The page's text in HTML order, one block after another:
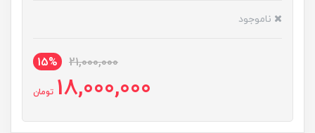
ناموجود
21,000,000
15%
18,000,000 تومان